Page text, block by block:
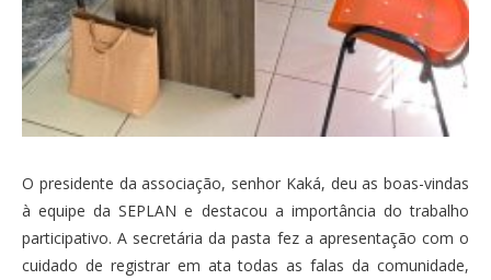
O presidente da associação, senhor Kaká, deu as boas-vindas
à equipe da SEPLAN e destacou a importância do trabalho
participativo. A secretária da pasta fez a apresentação com o
cuidado de registrar em ata todas as falas da comunidade,